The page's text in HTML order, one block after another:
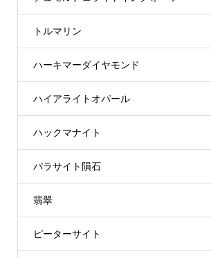
トルマリン
ハーキマーダイヤモンド
ハイアライトオパール
ハックマナイト
パラサイト隕石
翡翠
ピーターサイト